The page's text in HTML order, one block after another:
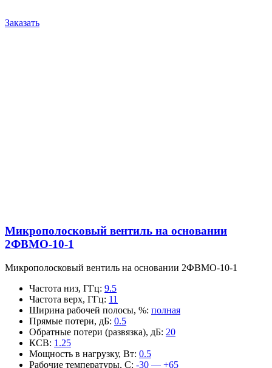
Заказать
Микрополосковый вентиль на основании
2ФВМO-10-1
Микрополосковый вентиль на основании 2ФВМO-10-1
Частота низ, ГГц: 9.5
Частота верх, ГГц: 11
Ширина рабочей полосы, %: полная
Прямые потери, дБ: 0.5
Обратные потери (развязка), дБ: 20
КСВ: 1.25
Мощность в нагрузку, Вт: 0.5
Рабочие температуры, С: -30 — +65